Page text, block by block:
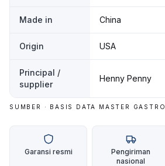
Made in China
Origin USA
Principal /
supplier
Henny Penny
SUMBER · BASIS DATA MASTER GASTRO
Garansi resmi
Pengiriman
nasional